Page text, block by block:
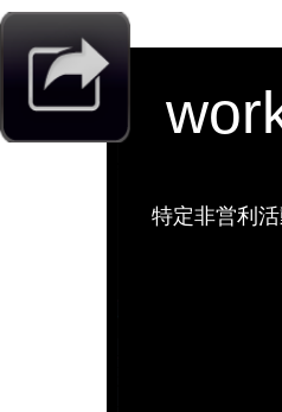
work
特定非営利活